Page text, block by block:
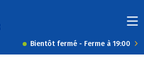
Bientôt fermé - Ferme à 19:00